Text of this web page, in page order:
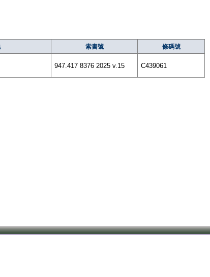
索書號 條碼號
947.417 8376 2025 v.15 C439061